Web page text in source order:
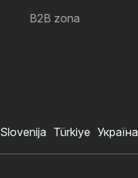
B2B zona
Slovenija Türkiye Україна